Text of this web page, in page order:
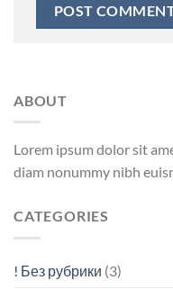
ABOUT
Lorem ipsum dolor sit
diam nonummy nibh
CATEGORIES
! Без рубрики (3)